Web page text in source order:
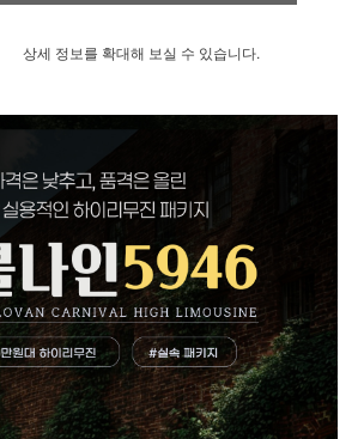
상세 정보를 확대해 보실 수 있습니다.